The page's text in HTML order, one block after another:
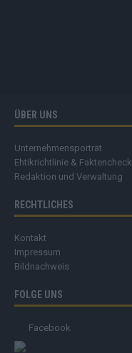
ÜBER UNS
Unternehmensporträt
Ehtikrichtlinie & Faktencheck
Redaktion und Verwaltung
RECHTLICHES
Kontakt
Impressum
Bildnachweis
FOLGE UNS
Facebook